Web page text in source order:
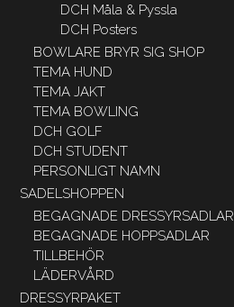
DCH Måla & Pyssla
DCH Posters
BOWLARE BRYR SIG SHOP
TEMA HUND
TEMA JAKT
TEMA BOWLING
DCH GOLF
DCH STUDENT
PERSONLIGT NAMN
SADELSHOPPEN
BEGAGNADE DRESSYRSADLAR
BEGAGNADE HOPPSADLAR
TILLBEHÖR
LÄDERVÅRD
DRESSYRPAKET